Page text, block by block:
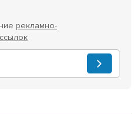
рекламно-